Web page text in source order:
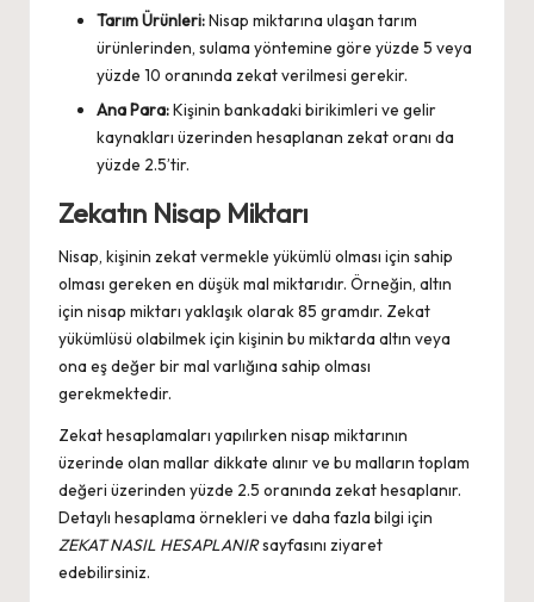
Tarım Ürünleri:Nisap miktarına ulaşan tarım
ürünlerinden, sulama yöntemine göre yüzde 5 veya
yüzde 10 oranında zekat verilmesi gerekir.
Ana Para:Kişinin bankadaki birikimleri ve gelir
kaynakları üzerinden hesaplanan zekat oranı da
yüzde 2.5’tir.
Zekatın Nisap Miktarı
Nisap, kişinin zekat vermekle yükümlü olması için sahip
olması gereken en düşük mal miktarıdır. Örneğin, altın
için nisap miktarı yaklaşık olarak 85 gramdır. Zekat
yükümlüsü olabilmek için kişinin bu miktarda altın veya
ona eş değer bir mal varlığına sahip olması
gerekmektedir.
Zekat hesaplamaları yapılırken nisap miktarının
üzerinde olan mallar dikkate alınır ve bu malların toplam
değeri üzerinden yüzde 2.5 oranında zekat hesaplanır.
Detaylı hesaplama örnekleri ve daha fazla bilgi için
ZEKAT NASIL HESAPLANIRsayfasını ziyaret
edebilirsiniz.